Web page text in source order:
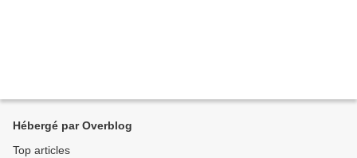
Hébergé par Overblog
Top articles